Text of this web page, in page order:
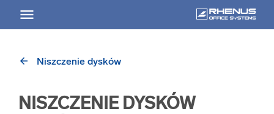
USŁUGI
arrow_back Niszczenie dysków
NISZCZENIE DYSKÓW